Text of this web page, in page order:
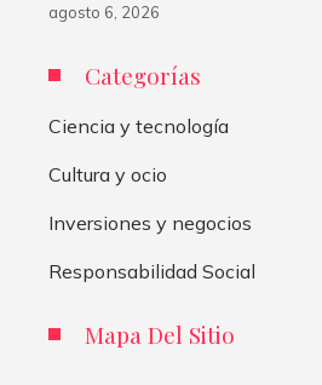
agosto 6, 2026
Categorías
Ciencia y tecnología
Cultura y ocio
Inversiones y negocios
Responsabilidad Social
Mapa Del Sitio